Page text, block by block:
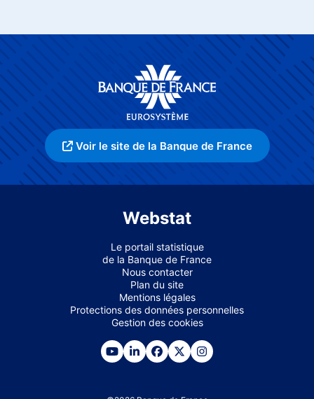
Voir le site de la Banque de France
Webstat
Le portail statistique
de la Banque de France
Nous contacter
Plan du site
Mentions légales
Protections des données personnelles
Gestion des cookies